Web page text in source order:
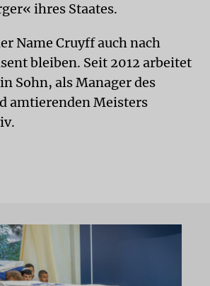
ihres Staates.
Name Cruyff auch nach
bleiben. Seit 2012 arbeitet
Sohn, als Manager des
amtierenden Meisters